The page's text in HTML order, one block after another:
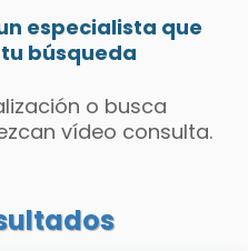
especialista que
búsqueda
o busca
vídeo consulta.